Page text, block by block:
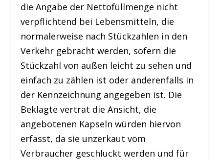
die Angabe der Nettofüllmenge nicht
verpflichtend bei Lebensmitteln, die
normalerweise nach Stückzahlen in den
Verkehr gebracht werden, sofern die
Stückzahl von außen leicht zu sehen und
einfach zu zählen ist oder anderenfalls in
der Kennzeichnung angegeben ist. Die
Beklagte vertrat die Ansicht, die
angebotenen Kapseln würden hiervon
erfasst, da sie unzerkaut vom
Verbraucher geschluckt werden und für